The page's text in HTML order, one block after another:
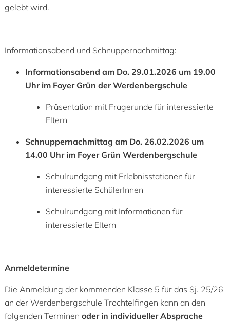
gelebt wird.
Informationsabend und Schnuppernachmittag:
Informationsabend am Do. 29.01.2026 um 19.00
Uhr im Foyer Grün der Werdenbergschule
Präsentation mit Fragerunde für interessierte
Eltern
Schnuppernachmittag am Do. 26.02.2026 um
14.00 Uhr im Foyer Grün Werdenbergschule
Schulrundgang mit Erlebnisstationen für
interessierte SchülerInnen
Schulrundgang mit Informationen für
interessierte Eltern
Anmeldetermine
Die Anmeldung der kommenden Klasse 5 für das Sj. 25/26
an der Werdenbergschule Trochtelfingen kann an den
folgenden Terminen oder in individueller Absprache